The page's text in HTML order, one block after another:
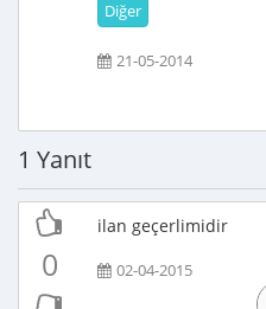
Diğer
21-05-2014
1 Yanıt
0
ilan geçerlimidir
02-04-2015